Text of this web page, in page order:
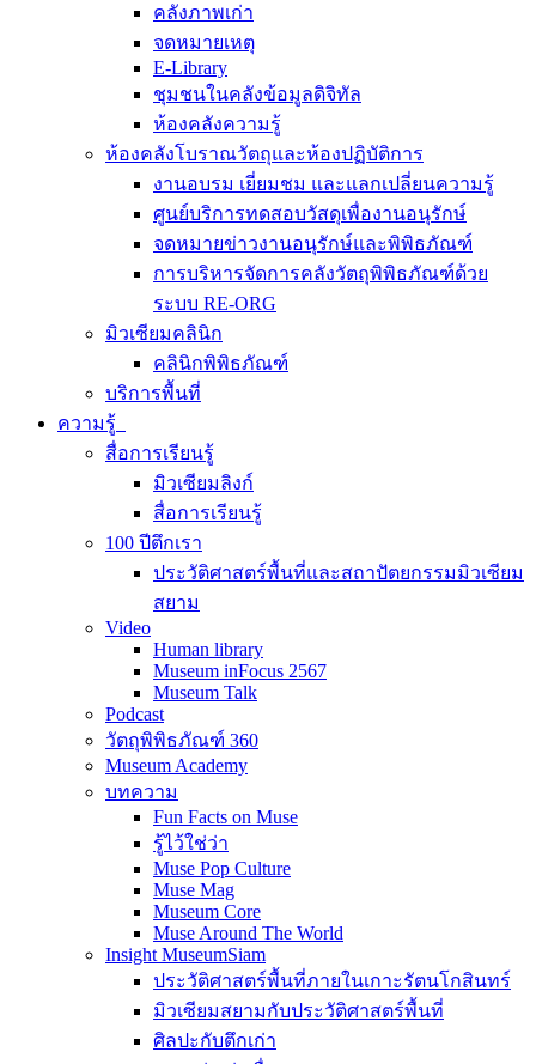
คลังภาพเก่า
จดหมายเหตุ
E-Library
ชุมชนในคลังข้อมูลดิจิทัล
ห้องคลังความรู้
ห้องคลังโบราณวัตถุและห้องปฏิบัติการ
งานอบรม เยี่ยมชม และแลกเปลี่ยนความรู้
ศูนย์บริการทดสอบวัสดุเพื่องานอนุรักษ์
จดหมายข่าวงานอนุรักษ์และพิพิธภัณฑ์
การบริหารจัดการคลังวัตถุพิพิธภัณฑ์ด้วย
ระบบ RE-ORG
มิวเซียมคลินิก
คลินิกพิพิธภัณฑ์
บริการพื้นที่
ความรู้
สื่อการเรียนรู้
มิวเซียมลิงก์
สื่อการเรียนรู้
100 ปีตึกเรา
ประวัติศาสตร์พื้นที่และสถาปัตยกรรมมิวเซียม
สยาม
Video
Human library
Museum inFocus 2567
Museum Talk
Podcast
วัตถุพิพิธภัณฑ์ 360
Museum Academy
บทความ
Fun Facts on Muse
รู้ไว้ใช่ว่า
Muse Pop Culture
Muse Mag
Museum Core
Muse Around The World
Insight MuseumSiam
ประวัติศาสตร์พื้นที่ภายในเกาะรัตนโกสินทร์
มิวเซียมสยามกับประวัติศาสตร์พื้นที่
ศิลปะกับตึกเก่า